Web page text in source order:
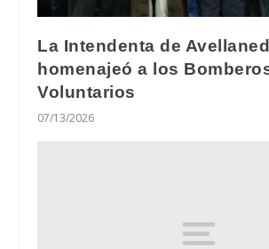
La Intendenta de
homenajeó a los
Voluntarios
07/13/2026